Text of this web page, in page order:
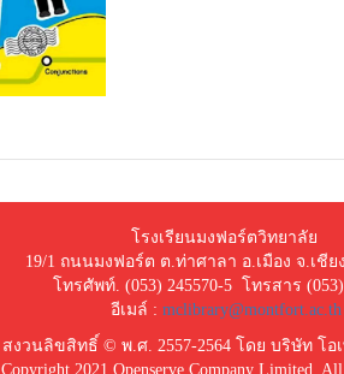
โรงเรียนมงฟอร์ตวิทยาลัย
19/1 ถนนมงฟอร์ต ต.ท่าศาลา อ.เมือง จ.เชีย
โทรศัพท์. (053) 245570-5 โทรสาร (053)
อีเมล์ : mclibrary@montfort.ac.th
สงวนลิขสิทธิ์ © พ.ศ. 2557-2564 โดย บริษัท โอ
Copyright 2021 Openserve Company Limited. All